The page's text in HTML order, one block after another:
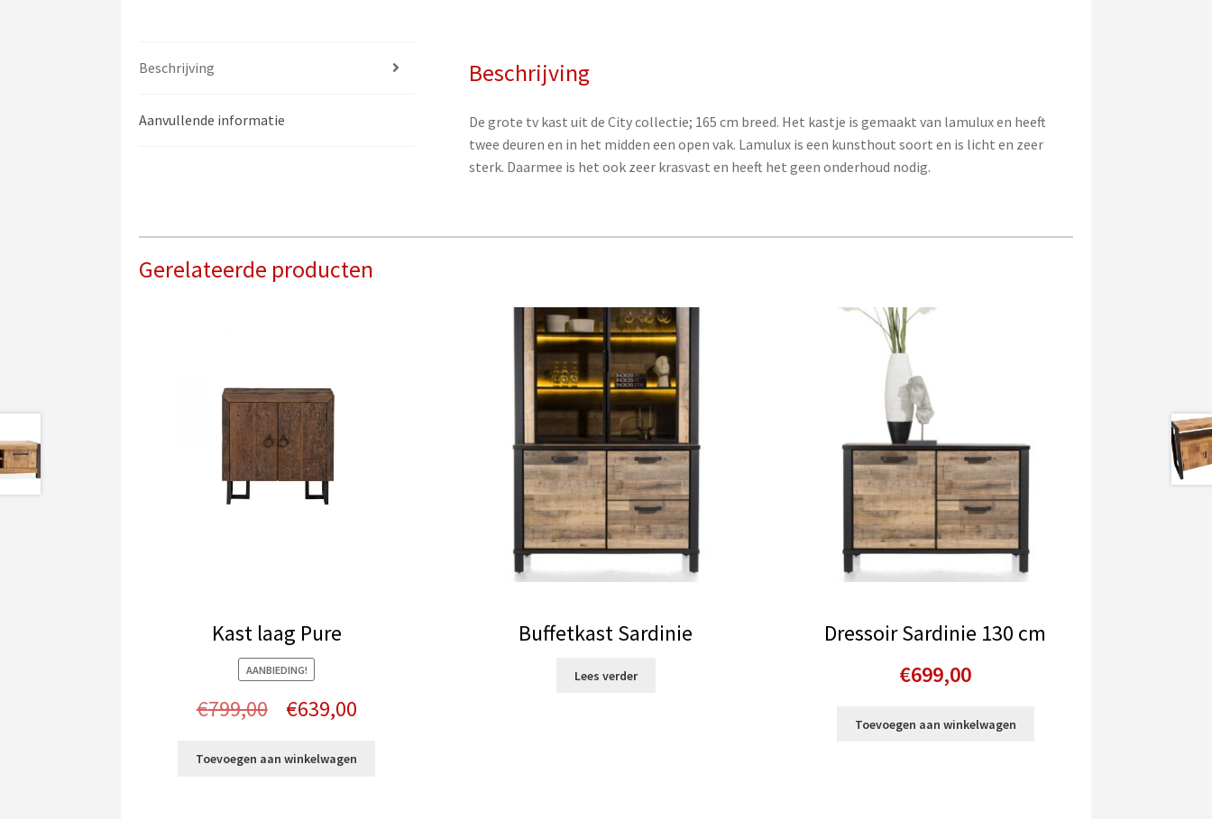
Beschrijving
Aanvullende informatie
Beschrijving
De grote tv kast uit de City collectie; 165 cm breed. Het kastje is gemaakt van lamulux en heeft
twee deuren en in het midden een open vak. Lamulux is een kunsthout soort en is licht en zeer
sterk. Daarmee is het ook zeer krasvast en heeft het geen onderhoud nodig.
Gerelateerde producten
Kast laag Pure
AANBIEDING!
€799,00
Oorspronkelijke
€639,00Huidige
Toevoegen aan winkelwagen
Buffetkast Sardinie
Lees verder
Dressoir Sardinie 130 cm
€699,00
Toevoegen aan winkelwagen